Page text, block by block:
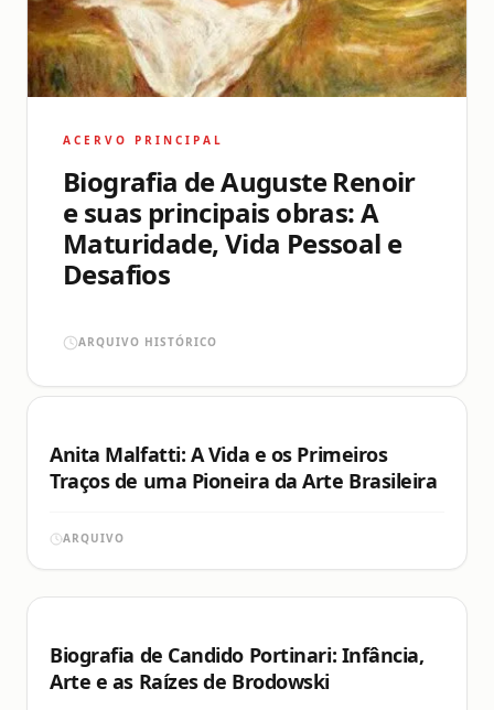
ACERVO PRINCIPAL
Biografia de Auguste Renoir
e suas principais obras: A
Maturidade, Vida Pessoal e
Desafios
ARQUIVO HISTÓRICO
Anita Malfatti: A Vida e os Primeiros
Traços de uma Pioneira da Arte Brasileira
ARQUIVO
Biografia de Candido Portinari: Infância,
Arte e as Raízes de Brodowski